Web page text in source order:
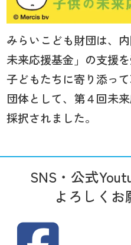
みらいこども財団は、
未来応援基金」の支援を
子どもたちに寄り添っ
団体として、第４回未
採択されました。
SNS・公式
よろしくお